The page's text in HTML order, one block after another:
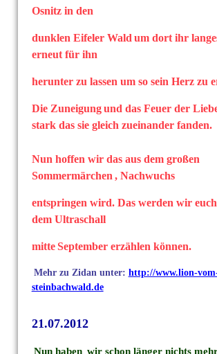
Osnitz in den
dunklen Eifeler Wald um dort ihr
erneut für ihn
herunter zu lassen um so sein Herz zu
Die Zuneigungund das Feuer der
stark das sie gleich zueinander fanden.
Nun hoffen wir das aus dem großen
Sommermärchen , Nachwuchs
entspringen wird. Das werden wir
dem Ultraschall
mitteSeptember erzählen können.
Mehr zu Zidan unter: http://www.lion-
steinbachwald.de
21.07.2012
Nun haben wir schon länger nichts